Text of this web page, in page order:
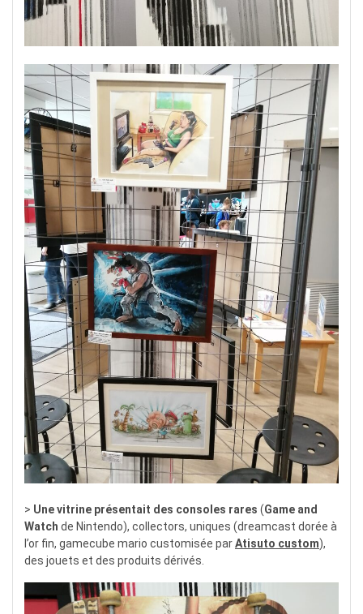
> Une vitrine présentait des consoles rares (Game and
Watch de Nintendo), collectors, uniques (dreamcast dorée à
l’or fin, gamecube mario customisée parAtisuto custom),
des jouets et des produits dérivés.